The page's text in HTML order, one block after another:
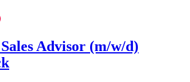
Advisor (m/w/d)